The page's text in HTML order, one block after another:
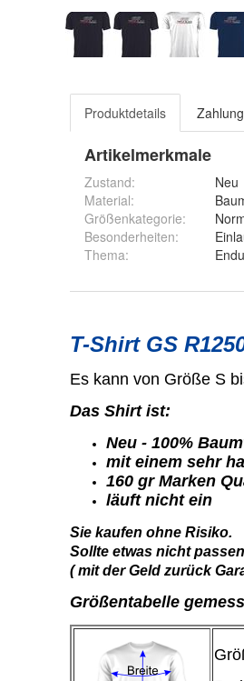
Produktdetails
Artikelmerkmale
Zustand:
Neu
Material:
Größenkategorie:
Besonderheiten:
Thema: